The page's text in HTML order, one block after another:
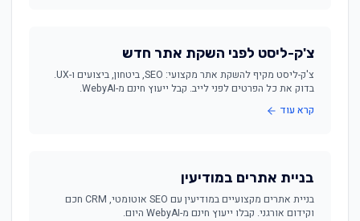
צ'ק-ליסט לפני השקת אתר חדש
צ'ק-ליסט מקיף להשקת אתר מקצועי: SEO, ביטחון, ביצועים ו-UX.
בדוק את כל הפרטים לפני לייב. קבל ייעוץ חינם מ-WebyAI.
קרא עוד
בניית אתרים במודיעין
בניית אתרים מקצועיים במודיעין עם SEO אוטומטי, CRM חכם
וקידום אורגני. קבלו ייעוץ חינם מ-WebyAI היום.